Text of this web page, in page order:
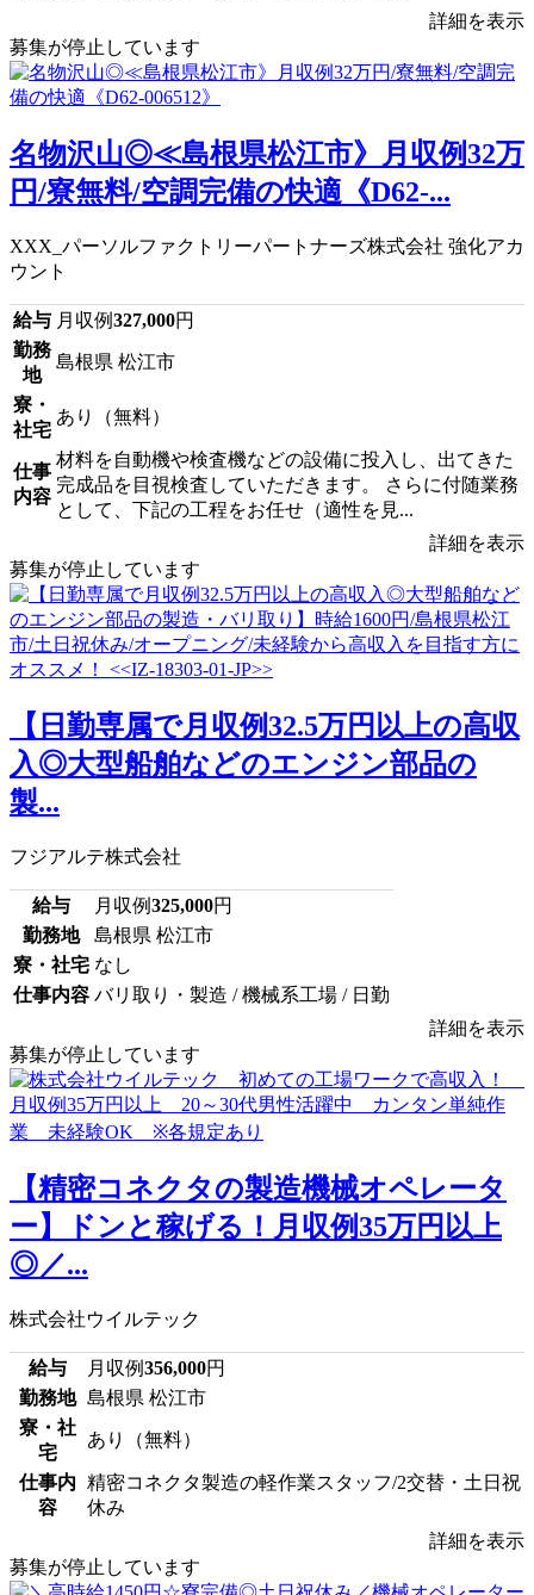
詳細を表示
募集が停止しています
名物沢山◎≪島根県松江市》月収例32万
円/寮無料/空調完備の快適《D62-...
XXX_パーソルファクトリーパートナーズ株式会社 強化アカ
ウント
給与 月収例327,000円
勤務
地
島根県 松江市
寮・
社宅
あり（無料）
仕事
内容
材料を自動機や検査機などの設備に投入し、出てきた
完成品を目視検査していただきます。 さらに付随業務
として、下記の工程をお任せ（適性を見...
詳細を表示
募集が停止しています
【日勤専属で月収例32.5万円以上の高収
入◎大型船舶などのエンジン部品の
製...
フジアルテ株式会社
給与 月収例325,000円
勤務地
島根県 松江市
寮・社宅 なし
仕事内容 バリ取り・製造 / 機械系工場 / 日勤
詳細を表示
募集が停止しています
【精密コネクタの製造機械オペレータ
ー】ドンと稼げる！月収例35万円以上
◎／...
株式会社ウイルテック
給与 月収例356,000円
勤務地 島根県 松江市
寮・社
宅
あり（無料）
仕事内
容
精密コネクタ製造の軽作業スタッフ/2交替・土日祝
休み
詳細を表示
募集が停止しています